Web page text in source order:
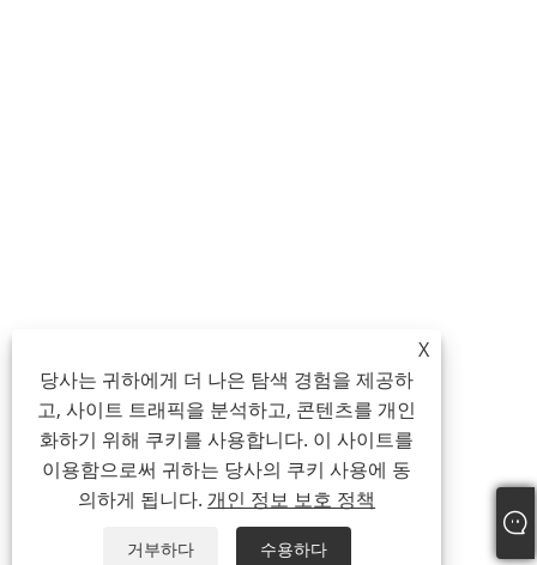
X
당사는 귀하에게 더 나은 탐색 경험을 제공하
고, 사이트 트래픽을 분석하고, 콘텐츠를 개인
화하기 위해 쿠키를 사용합니다. 이 사이트를
이용함으로써 귀하는 당사의 쿠키 사용에 동
의하게 됩니다. 개인 정보 보호 정책
거부하다 수용하다